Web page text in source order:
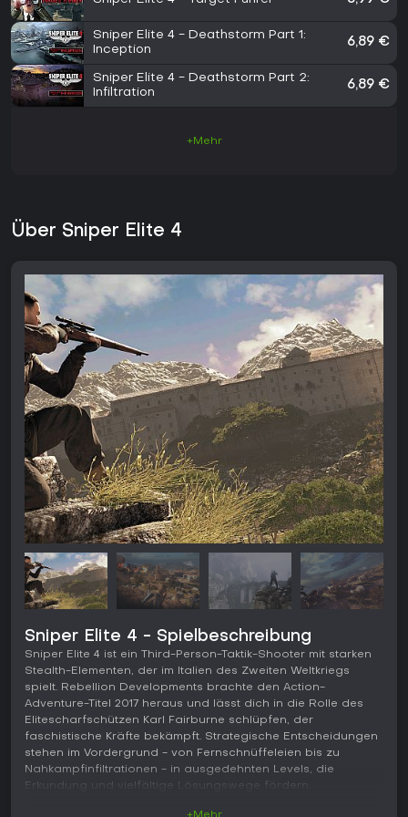
Sniper Elite 4 - Deathstorm Part 1:
Inception
6,89 €
Sniper Elite 4 - Deathstorm Part 2:
Infiltration
6,89 €
+Mehr
Über Sniper Elite 4
Sniper Elite 4 - Spielbeschreibung
Sniper Elite 4 ist ein Third-Person-Taktik-Shooter mit starken
Stealth-Elementen, der im Italien des Zweiten Weltkriegs
spielt. Rebellion Developments brachte den Action-
Adventure-Titel 2017 heraus und lässt dich in die Rolle des
Elitescharfschützen Karl Fairburne schlüpfen, der
faschistische Kräfte bekämpft. Strategische Entscheidungen
stehen im Vordergrund - von Fernschnüffeleien bis zu
Nahkampfinfiltrationen - in ausgedehnten Levels, die
Erkundung und vielfältige Lösungswege fördern.